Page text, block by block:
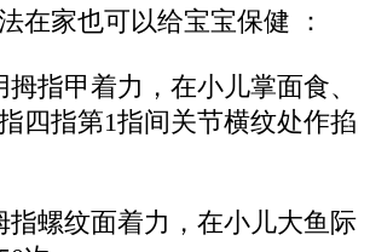
在家也可以给宝宝保健 ：
指甲着力，在小儿掌面食、
四指第1指间关节横纹处作掐
指螺纹面着力，在小儿大鱼际